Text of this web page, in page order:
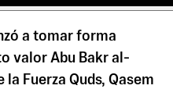
a tomar forma
valor Abu Bakr al-
la Fuerza Quds, Qasem